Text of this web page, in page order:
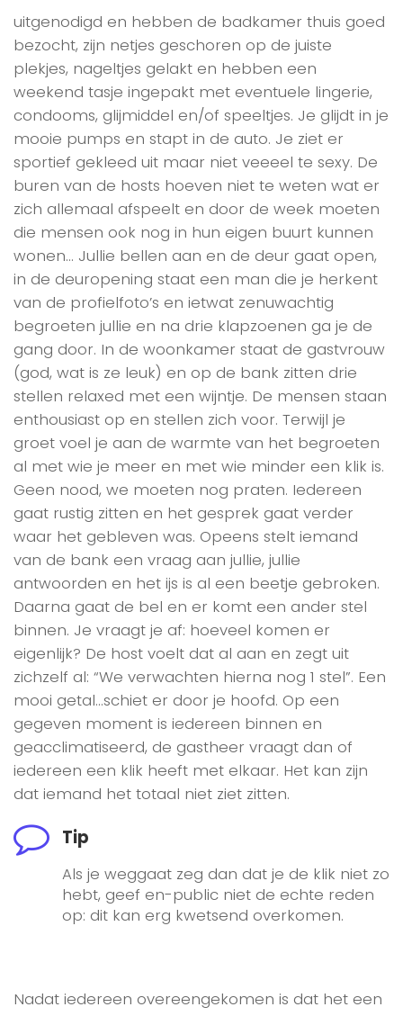
uitgenodigd en hebben de badkamer thuis goed
bezocht, zijn netjes geschoren op de juiste
plekjes, nageltjes gelakt en hebben een
weekend tasje ingepakt met eventuele lingerie,
condooms, glijmiddel en/of speeltjes. Je glijdt in je
mooie pumps en stapt in de auto. Je ziet er
sportief gekleed uit maar niet veeeel te sexy. De
buren van de hosts hoeven niet te weten wat er
zich allemaal afspeelt en door de week moeten
die mensen ook nog in hun eigen buurt kunnen
wonen… Jullie bellen aan en de deur gaat open,
in de deuropening staat een man die je herkent
van de profielfoto’s en ietwat zenuwachtig
begroeten jullie en na drie klapzoenen ga je de
gang door. In de woonkamer staat de gastvrouw
(god, wat is ze leuk) en op de bank zitten drie
stellen relaxed met een wijntje. De mensen staan
enthousiast op en stellen zich voor. Terwijl je
groet voel je aan de warmte van het begroeten
al met wie je meer en met wie minder een klik is.
Geen nood, we moeten nog praten. Iedereen
gaat rustig zitten en het gesprek gaat verder
waar het gebleven was. Opeens stelt iemand
van de bank een vraag aan jullie, jullie
antwoorden en het ijs is al een beetje gebroken.
Daarna gaat de bel en er komt een ander stel
binnen. Je vraagt je af: hoeveel komen er
eigenlijk? De host voelt dat al aan en zegt uit
zichzelf al: “We verwachten hierna nog 1 stel”. Een
mooi getal…schiet er door je hoofd. Op een
gegeven moment is iedereen binnen en
geacclimatiseerd, de gastheer vraagt dan of
iedereen een klik heeft met elkaar. Het kan zijn
dat iemand het totaal niet ziet zitten.
Tip
Als je weggaat zeg dan dat je de klik niet zo
hebt, geef en-public niet de echte reden
op: dit kan erg kwetsend overkomen.
Nadat iedereen overeengekomen is dat het een